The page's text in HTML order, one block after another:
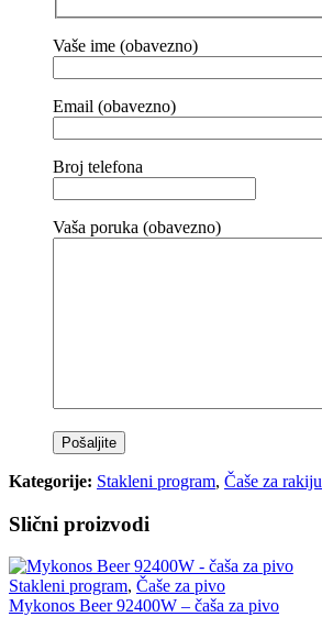
Vaše ime (obavezno)
Email (obavezno)
Broj telefona
Vaša poruka (obavezno)
Kategorije: Stakleni program, Čaše za rakiju
Slični proizvodi
Stakleni program, Čaše za pivo
Mykonos Beer 92400W – čaša za pivo